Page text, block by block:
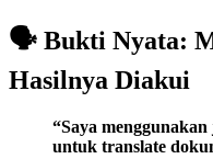
🗣️ Bukti Nyata:
Hasilnya Diakui
“Saya
untuk translate